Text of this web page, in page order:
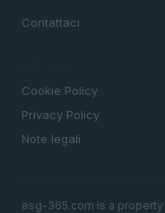
Contattaci
Cookie Policy
Privacy Policy
Note legali
esg-365.com is a property